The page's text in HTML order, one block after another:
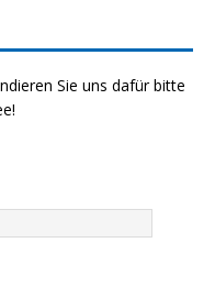
Sie uns dafür bitte